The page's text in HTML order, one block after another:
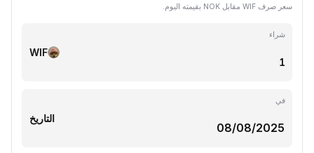
سعر صرف WIF مقابل NOK بقيمته اليوم.
شراء
WIF
في
التاريخ